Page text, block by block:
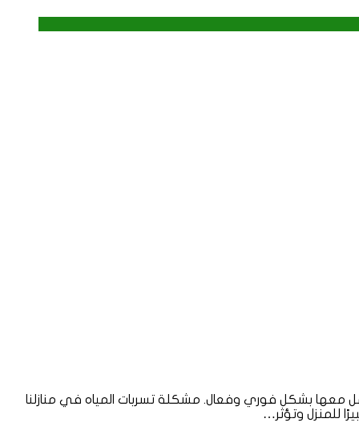
معها بشكل فوري وفعال. مشكلة تسربات المياه في منازلنا
للمنزل وتؤثر…